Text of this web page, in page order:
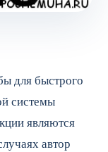
для быстрого
системы
являются
автор